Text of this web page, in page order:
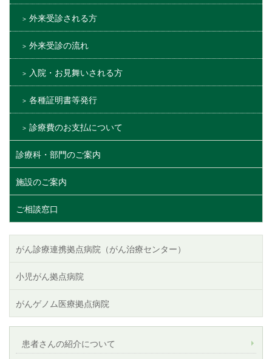
外来受診される方
外来受診の流れ
入院・お見舞いされる方
各種証明書等発行
診療費のお支払について
診療科・部門のご案内
施設のご案内
ご相談窓口
がん診療連携拠点病院（がん治療センター）
小児がん拠点病院
がんゲノム医療拠点病院
患者さんの紹介について